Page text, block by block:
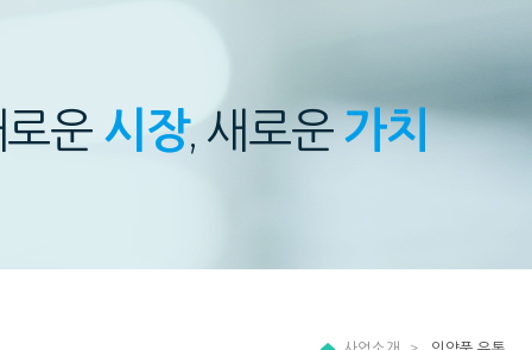
운 시장, 새로운가치